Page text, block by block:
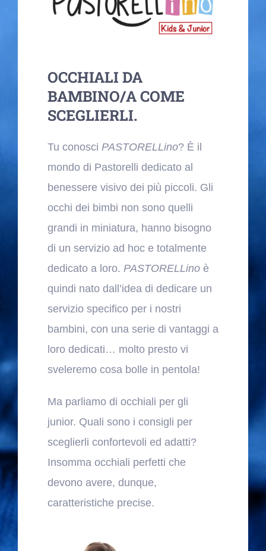
OCCHIALI DA
BAMBINO/A COME
SCEGLIERLI.
Tu conosci PASTORELLino? È il
mondo di Pastorelli dedicato al
benessere visivo dei più piccoli. Gli
occhi dei bimbi non sono quelli
grandi in miniatura, hanno bisogno
di un servizio ad hoc e totalmente
dedicato a loro. PASTORELLino è
quindi nato dall’idea di dedicare un
servizio specifico per i nostri
bambini, con una serie di vantaggi a
loro dedicati… molto presto vi
sveleremo cosa bolle in pentola!
Ma parliamo di occhiali per gli
junior. Quali sono i consigli per
sceglierli confortevoli ed adatti?
Insomma occhiali perfetti che
devono avere, dunque,
caratteristiche precise.